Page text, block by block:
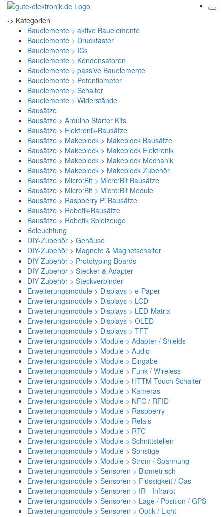
-> Kategorien
Bauelemente > aktive Bauelemente
Bauelemente > Drucktaster
Bauelemente > ICs
Bauelemente > Kondensatoren
Bauelemente > passive Bauelemente
Bauelemente > Potentiometer
Bauelemente > Schalter
Bauelemente > Widerstände
Bausätze
Bausätze > Arduino Starter Kits
Bausätze > Elektronik-Bausätze
Bausätze > Makeblock > Makeblock Bausätze
Bausätze > Makeblock > Makeblock Elektronik
Bausätze > Makeblock > Makeblock Mechanik
Bausätze > Makeblock > Makeblock Zubehör
Bausätze > Micro:Bit > Micro:Bit Bausätze
Bausätze > Micro:Bit > Micro:Bit Module
Bausätze > Raspberry Pi Bausätze
Bausätze > Robotik-Bausätze
Bausätze > Robotik Spielzeuge
Beleuchtung
DIY-Zubehör > Gehäuse
DIY-Zubehör > Magnete & Magnetschalter
DIY-Zubehör > Prototyping Boards
DIY-Zubehör > Stecker & Adapter
DIY-Zubehör > Steckverbinder
Erweiterungsmodule > Displays > e-Paper
Erweiterungsmodule > Displays > LCD
Erweiterungsmodule > Displays > LED-Matrix
Erweiterungsmodule > Displays > OLED
Erweiterungsmodule > Displays > TFT
Erweiterungsmodule > Module > Adapter / Shields
Erweiterungsmodule > Module > Audio
Erweiterungsmodule > Module > Eingabe
Erweiterungsmodule > Module > Funk / Wireless
Erweiterungsmodule > Module > HTTM Touch Schalter
Erweiterungsmodule > Module > Kameras
Erweiterungsmodule > Module > NFC / RFID
Erweiterungsmodule > Module > Raspberry
Erweiterungsmodule > Module > Relais
Erweiterungsmodule > Module > RTC
Erweiterungsmodule > Module > Schnittstellen
Erweiterungsmodule > Module > Sonstige
Erweiterungsmodule > Module > Strom / Spannung
Erweiterungsmodule > Sensoren > Biometrisch
Erweiterungsmodule > Sensoren > Flüssigkeit / Gas
Erweiterungsmodule > Sensoren > IR - Infrarot
Erweiterungsmodule > Sensoren > Lage / Position / GPS
Erweiterungsmodule > Sensoren > Optik / Licht